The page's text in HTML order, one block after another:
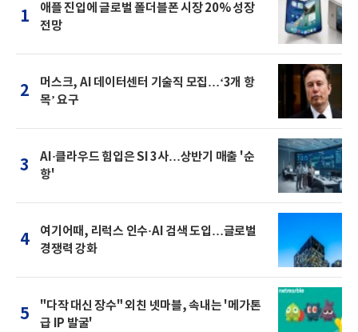
1
애플 진입에 글로벌 폴더블폰 시장 20% 성장
전망
2
머스크, AI 데이터센터 기술직 모집…‘3개 항
목’ 요구
3
AI·클라우드 힘입은 SI 3사…상반기 매출 '순
항'
4
여기어때, 리럭스 인수·AI 검색 도입…글로벌
경쟁력 강화
5
"다작 대신 장수" 외친 넷마블, 속내는 '메가톤
급 IP 발굴'